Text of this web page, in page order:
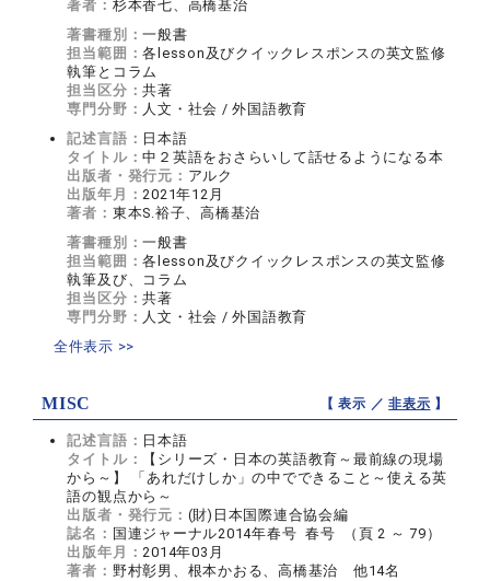
著者： 杉本香七、高橋基治
著書種別：一般書
担当範囲：各lesson及びクイックレスポンスの英文監修
執筆とコラム
担当区分：共著
専門分野： 人文・社会 / 外国語教育
記述言語： 日本語
タイトル：中２英語をおさらいして話せるようになる本
出版者・発行元： アルク
出版年月：2021年12月
著者： 東本S.裕子、高橋基治
著書種別：一般書
担当範囲：各lesson及びクイックレスポンスの英文監修
執筆及び、コラム
担当区分：共著
専門分野： 人文・社会 / 外国語教育
全件表示 >>
MISC 【 表示 ／非表示 】
記述言語： 日本語
タイトル：
【シリーズ・日本の英語教育～最前線の現場
から～】 「あれだけしか」の中でできること～使える英
語の観点から～
出版者・発行元： (財)日本国際連合協会編
誌名： 国連ジャーナル2014年春号 春号 （頁 2 ～ 79）
出版年月：2014年03月
著者： 野村彰男、根本かおる、高橋基治 他14名